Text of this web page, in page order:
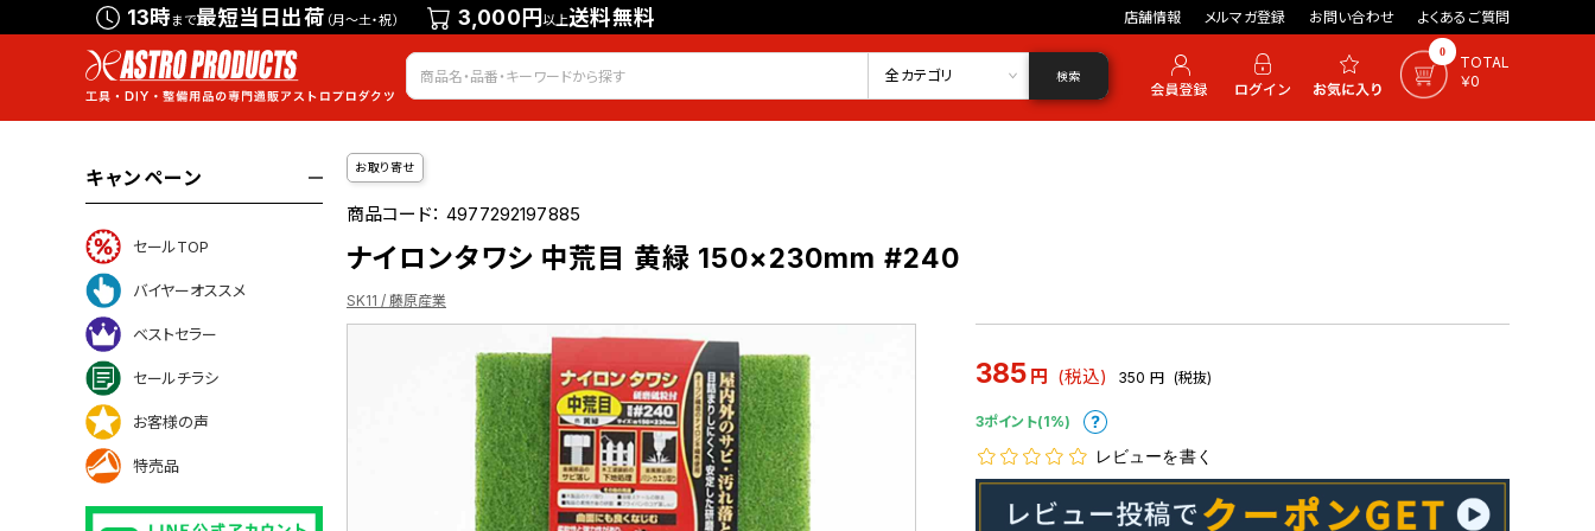
13時まで最短当日出荷 （月～土・祝） 3,000円以上送料無料 店舗情報 メルマガ登録 お問い合わせ よくあるご質問
会員登録 ログイン お気に入り 0
TOTAL
￥0
全カテゴリ 検索
キャンペーン
セールTOP
バイヤーオススメ
ベストセラー
セールチラシ
お客様の声
特売品
お取り寄せ
商品コード：4977292197885
ナイロンタワシ 中荒目 黄緑 150×230mm #240
SK11 / 藤原産業
385 円 (税込) 350 円 (税抜)
3ポイント(1%)
レビューを書く